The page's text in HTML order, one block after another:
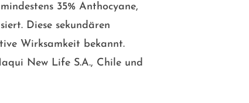
35% Anthocyane,
Diese sekundären
Wirksamkeit bekannt.
New Life S.A., Chile und